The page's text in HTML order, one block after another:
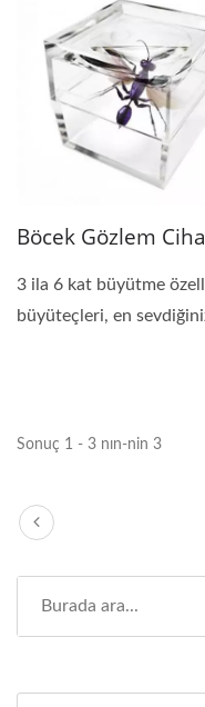
Böcek Gözlem
3 ila 6 kat büyütme
büyüteçleri, en
Sonuç 1 - 3 nın-nin 3